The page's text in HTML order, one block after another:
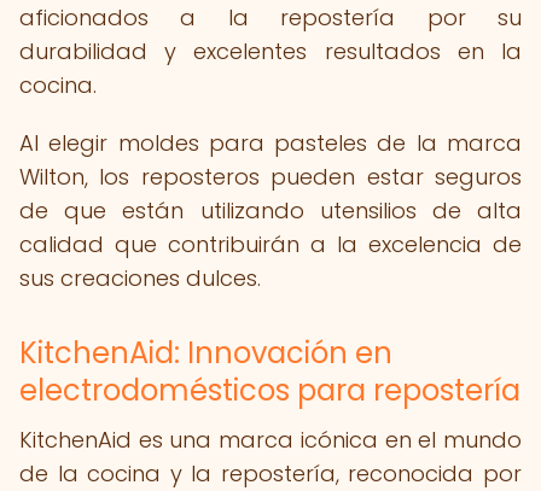
aficionados a la repostería por su
durabilidad y excelentes resultados en la
cocina.
Al elegir moldes para pasteles de la marca
Wilton, los reposteros pueden estar seguros
de que están utilizando utensilios de alta
calidad que contribuirán a la excelencia de
sus creaciones dulces.
KitchenAid: Innovación en
electrodomésticos para repostería
KitchenAid es una marca icónica en el mundo
de la cocina y la repostería, reconocida por